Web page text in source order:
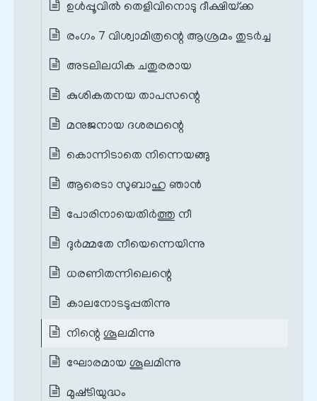
ഉള്‍പ്പൂവില്‍ തെളിവിനൊടു ദീക്ഷിയ്‌ക്ക
രംഗം 7 വിശ്വാമിത്രന്റെ ആശ്രമം തുടർച്ച
അടലിലധിക ചതുരരായ
കുശികതനയ താപസന്റെ
മനുജനായ ദശരഥന്റെ
കൊന്നിടാതെ നിന്നെയങ്ങു
ആരെടാ സുബാഹു ഞാന്‍
പോരിനായെതിര്‍ത്തു നീ
ദുര്‍മ്മതേ നീയെന്നെയിന്നു
ധരണിതന്നിലെന്റെ
കാലനോടടുപ്പതിന്നു
നിന്റെ ശൂലമിന്നു
ഘോരമായ ശൂലമിന്നു
മുഷ്‌ടിയുദ്ധം